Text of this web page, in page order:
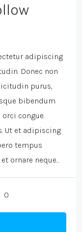
adipiscing
Donec non
purus,
bibendum
congue.
Ut et adipiscing
tempus
ornare neque...
0